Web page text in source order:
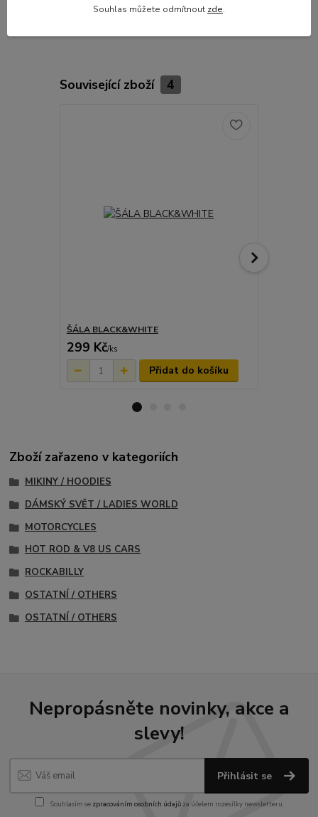
Související zboží 4
ŠÁLA BLACK&WHITE
299 Kč/ks
Přidat do košíku
Zboží zařazeno v kategoriích
MIKINY / HOODIES
DÁMSKÝ SVĚT / LADIES WORLD
MOTORCYCLES
HOT ROD & V8 US CARS
ROCKABILLY
OSTATNÍ / OTHERS
OSTATNÍ / OTHERS
Nepropásněte novinky, akce a
slevy!
Přihlásit se
Souhlasím se zpracováním osobních údajůza účelem rozesílky newsletteru.
Souhlas můžete odmítnout zde.